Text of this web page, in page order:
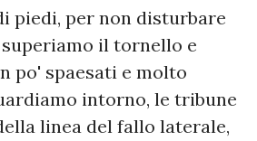
piedi, per non disturbare
il tornello e
po' spaesati e molto
intorno, le tribune
linea del fallo laterale,